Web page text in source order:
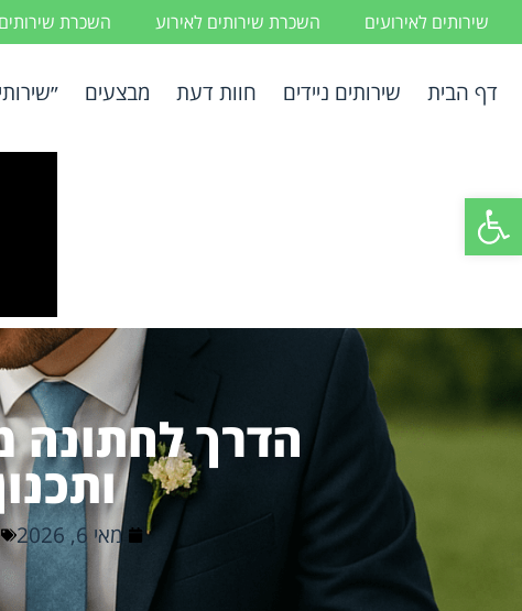
פתח סרגל נגישות
שירותים לאירועים השכרת שירותים לאירוע השכרת שירותים
דף הבית שירותים ניידים חוות דעת מבצעים
הדרך לחתונה
מאי 6, 2026